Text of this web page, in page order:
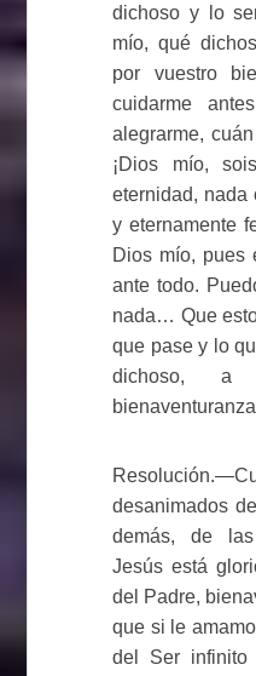
dichoso y lo
mío, qué
por vuestro
cuidarme
alegrarme,
¡Dios mío,
eternidad, nada
y eternamente
Dios mío, pues
ante todo.
nada… Que
que pase y lo
dichoso, a
desanimados
demás, de
Jesús está
del Padre,
que si le
del Ser infinito